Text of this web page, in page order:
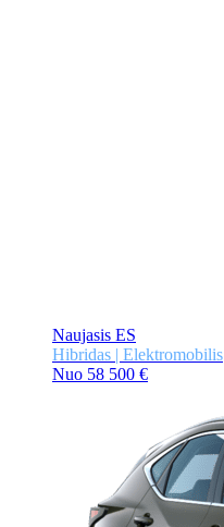
Naujasis ES
Hibridas | Elektromobilis
Nuo 58 500 €